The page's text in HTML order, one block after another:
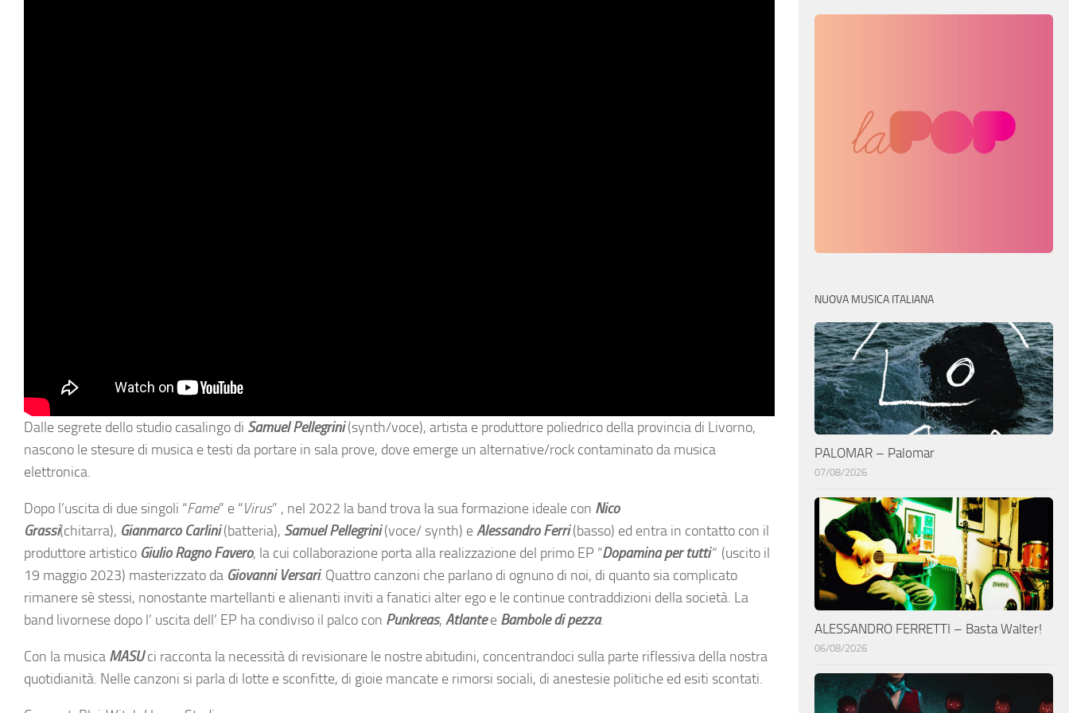
Dalle segrete dello studio casalingo di Samuel Pellegrini(synth/voce), artista e produttore poliedrico della provincia di Livorno,
nascono le stesure di musica e testi da portare in sala prove, dove emerge un alternative/rock contaminato da musica
elettronica.
Dopo l’uscita di due singoli “Fame” e “Virus” , nel 2022 la band trova la sua formazione ideale con Nico
Grassi(chitarra), Gianmarco Carlini(batteria), Samuel Pellegrini(voce/ synth) eAlessandro Ferri(basso) ed entra in contatto con il
produttore artistico Giulio Ragno Favero, la cui collaborazione porta alla realizzazione del primo EP “Dopamina per tutti“(uscito il
19 maggio 2023) masterizzato da Giovanni Versari. Quattro canzoni che parlano di ognuno di noi, di quanto sia complicato
rimanere sè stessi, nonostante martellanti e alienanti inviti a fanatici alter ego e le continue contraddizioni della società. La
band livornese dopo l’ uscita dell’ EP ha condiviso il palco con Punkreas, Atlantee Bambole di pezza.
Con la musica MASUci racconta la necessità di revisionare le nostre abitudini, concentrandoci sulla parte riflessiva della nostra
quotidianità. Nelle canzoni si parla di lotte e sconfitte, di gioie mancate e rimorsi sociali, di anestesie politiche ed esiti scontati.
NUOVA MUSICA ITALIANA
PALOMAR – Palomar
07/08/2026
ALESSANDRO FERRETTI – Basta Walter!
06/08/2026